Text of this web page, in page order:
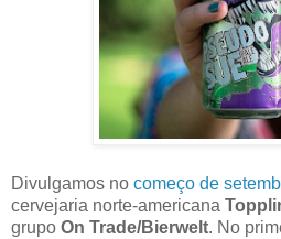
Divulgamos no começo de
cervejaria norte-americana
grupo On Trade/Bierwelt. No